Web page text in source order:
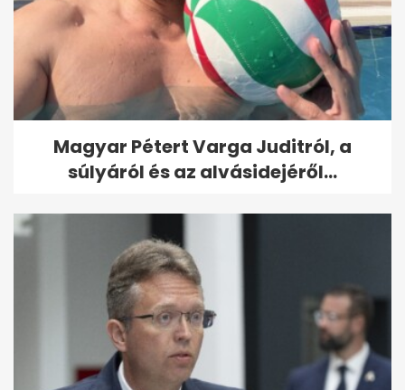
Magyar Pétert Varga Juditról, a
súlyáról és az alvásidejéről...